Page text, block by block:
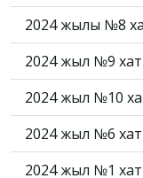
2024 жылы №8
2024 жыл №9
2024 жыл №10
2024 жыл №6
2024 жыл №1